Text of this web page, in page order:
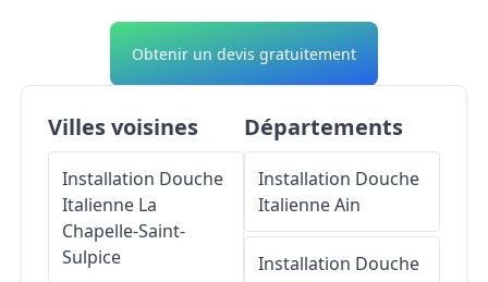
Obtenir un devis gratuitement
Villes voisines
Installation Douche
Italienne La
Chapelle-Saint-
Sulpice
Départements
Installation Douche
ItalienneAin
Installation Douche